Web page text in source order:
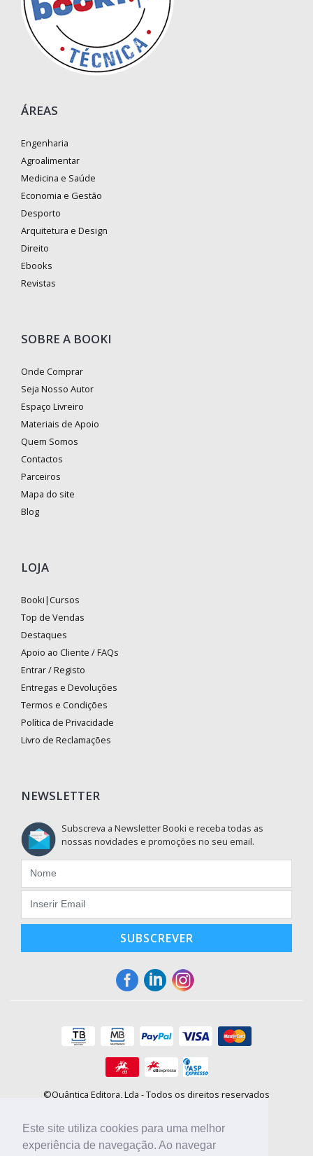
Este site utiliza cookies para uma melhor
experiência de navegação. Ao navegar
ÁREAS
Engenharia
Agroalimentar
Medicina e Saúde
Economia e Gestão
Desporto
Arquitetura e Design
Direito
Ebooks
Revistas
SOBRE A BOOKI
Onde Comprar
Seja Nosso Autor
Espaço Livreiro
Materiais de Apoio
Quem Somos
Contactos
Parceiros
Mapa do site
Blog
LOJA
Booki|Cursos
Top de Vendas
Destaques
Apoio ao Cliente / FAQs
Entrar / Registo
Entregas e Devoluções
Termos e Condições
Política de Privacidade
Livro de Reclamações
NEWSLETTER
Subscreva a Newsletter Booki e receba todas as
nossas novidades e promoções no seu email.
SUBSCREVER
©Quântica Editora, Lda - Todos os direitos reservados
E-mail: info@booki.pt
Tel.: +351 220 104 872(custo de chamada para a rede fixa